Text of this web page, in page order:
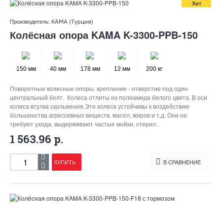
Хит
Производитель: KAMA (Турция)
Колёсная опора KAMA K-3300-PPB-150
150 мм 40 мм 178 мм 12 мм 200 кг
Поворотные колесные опоры, крепление - отверстие под один
центральный болт. Колеса отлиты из полиамида белого цвета. В оси
колеса втулка скольжения.Эти колеса устойчивы к воздействию
большинства агрессивных веществ, масел, жиров и т.д. Они не
требуют ухода, выдерживают частые мойки, стерил..
1 563.96 р.
КУПИТЬ В СРАВНЕНИЕ